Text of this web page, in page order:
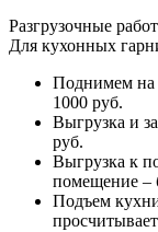
Разгрузочные
Для кухонных
Поднимем на
1000 руб.
Выгрузка и
руб.
Выгрузка к
помещение –
Подъем